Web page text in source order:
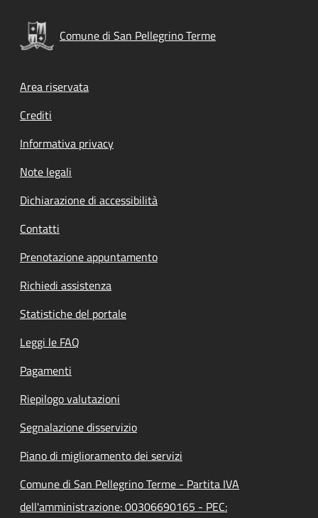
Comune di San Pellegrino Terme
Footer menu
Area riservata
Crediti
Informativa privacy
Note legali
Dichiarazione di accessibilità
Contatti
Prenotazione appuntamento
Richiedi assistenza
Statistiche del portale
Leggi le FAQ
Pagamenti
Riepilogo valutazioni
Segnalazione disservizio
Piano di miglioramento dei servizi
Comune di San Pellegrino Terme - Partita IVA
dell'amministrazione: 00306690165 - PEC: